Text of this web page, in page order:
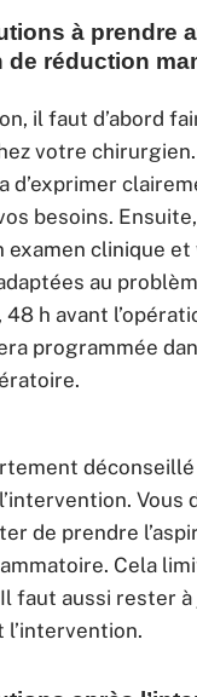
à prendre
de réduction
il faut d’abord
votre
d’exprimer
besoins.
examen clinique
au
48 h avant
programmée
déconseillé
Vous
de prendre
Cela
faut aussi rester à
l’intervention.